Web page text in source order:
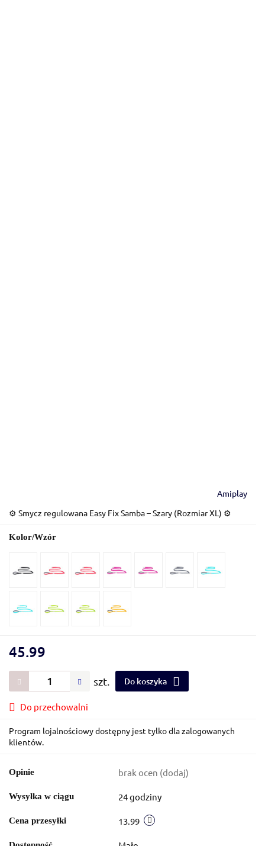
Amiplay
⚙️ Smycz regulowana Easy Fix Samba – Szary (Rozmiar XL) ⚙️
Kolor/Wzór
45.99
szt. Do koszyka
Do przechowalni
Program lojalnościowy dostępny jest tylko dla zalogowanych
klientów.
Opinie brak ocen (dodaj)
Wysyłka w ciągu 24 godziny
Cena przesyłki 13.99